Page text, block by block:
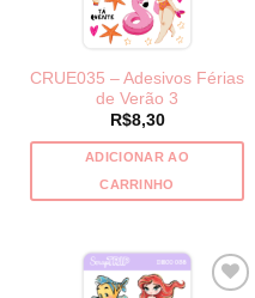
CRUE035 – Adesivos Férias
de Verão 3
R$8,30
ADICIONAR AO
CARRINHO